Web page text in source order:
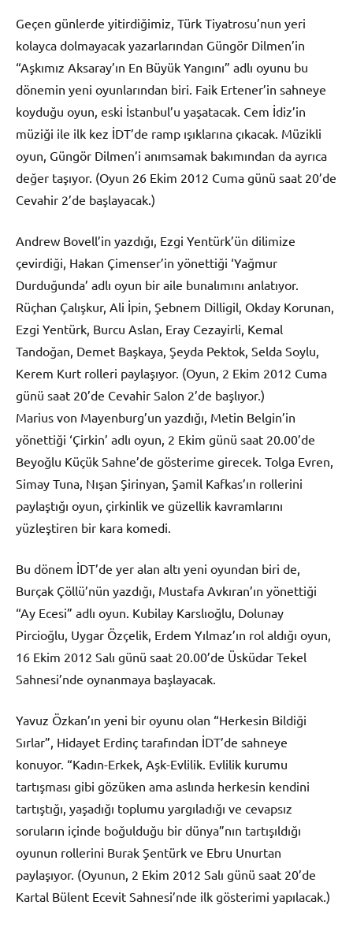
Geçen günlerde yitirdiğimiz, Türk Tiyatrosu’nun yeri
kolayca dolmayacak yazarlarından Güngör Dilmen’in
“Aşkımız Aksaray’ın En Büyük Yangını” adlı oyunu bu
dönemin yeni oyunlarından biri. Faik Ertener’in sahneye
koyduğu oyun, eski İstanbul’u yaşatacak. Cem İdiz’in
müziği ile ilk kez İDT’de ramp ışıklarına çıkacak. Müzikli
oyun, Güngör Dilmen’i anımsamak bakımından da ayrıca
değer taşıyor. (Oyun 26 Ekim 2012 Cuma günü saat 20’de
Cevahir 2’de başlayacak.)
Andrew Bovell’in yazdığı, Ezgi Yentürk’ün dilimize
çevirdiği, Hakan Çimenser’in yönettiği ‘Yağmur
Durduğunda’ adlı oyun bir aile bunalımını anlatıyor.
Rüçhan Çalışkur, Ali İpin, Şebnem Dilligil, Okday Korunan,
Ezgi Yentürk, Burcu Aslan, Eray Cezayirli, Kemal
Tandoğan, Demet Başkaya, Şeyda Pektok, Selda Soylu,
Kerem Kurt rolleri paylaşıyor. (Oyun, 2 Ekim 2012 Cuma
günü saat 20’de Cevahir Salon 2’de başlıyor.)
Marius von Mayenburg’un yazdığı, Metin Belgin’in
yönettiği ‘Çirkin’ adlı oyun, 2 Ekim günü saat 20.00’de
Beyoğlu Küçük Sahne’de gösterime girecek. Tolga Evren,
Simay Tuna, Nışan Şirinyan, Şamil Kafkas’ın rollerini
paylaştığı oyun, çirkinlik ve güzellik kavramlarını
yüzleştiren bir kara komedi.
Bu dönem İDT’de yer alan altı yeni oyundan biri de,
Burçak Çöllü’nün yazdığı, Mustafa Avkıran’ın yönettiği
“Ay Ecesi” adlı oyun. Kubilay Karslıoğlu, Dolunay
Pircioğlu, Uygar Özçelik, Erdem Yılmaz’ın rol aldığı oyun,
16 Ekim 2012 Salı günü saat 20.00’de Üsküdar Tekel
Sahnesi’nde oynanmaya başlayacak.
Yavuz Özkan’ın yeni bir oyunu olan “Herkesin Bildiği
Sırlar”, Hidayet Erdinç tarafından İDT’de sahneye
konuyor. “Kadın-Erkek, Aşk-Evlilik. Evlilik kurumu
tartışması gibi gözüken ama aslında herkesin kendini
tartıştığı, yaşadığı toplumu yargıladığı ve cevapsız
soruların içinde boğulduğu bir dünya”nın tartışıldığı
oyunun rollerini Burak Şentürk ve Ebru Unurtan
paylaşıyor. (Oyunun, 2 Ekim 2012 Salı günü saat 20’de
Kartal Bülent Ecevit Sahnesi’nde ilk gösterimi yapılacak.)